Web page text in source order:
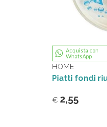
Acquista con
WhatsApp
HOME
€ 2,55